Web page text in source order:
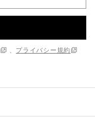
プライバシー規約